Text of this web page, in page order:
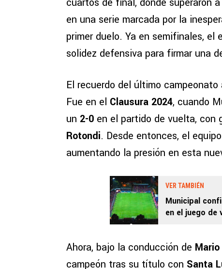
cuartos de final, donde superaron a
en una serie marcada por la
primer duelo. Ya en semifinales,
solidez defensiva para firmar una
El recuerdo del último
Fue en el Clausura 2024, cuando
un 2-0 en el partido de vuelta, con
Rotondi. Desde entonces, el
aumentando la presión en esta
VER TAMBIÉN
Municipal
en el juego de
Ahora, bajo la conducción de
campeón tras su título con Santa